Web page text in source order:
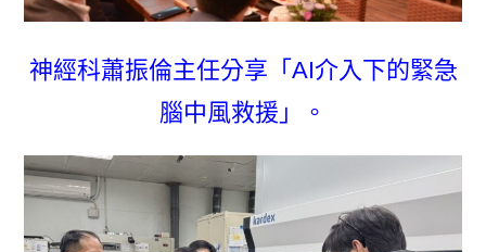
神經科蕭振倫主任分享「AI介入下的緊急
腦中風救援」。